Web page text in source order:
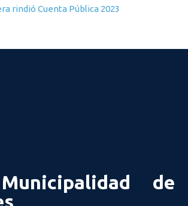
rindió Cuenta Pública 2023
de